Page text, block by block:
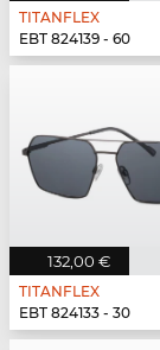
TITANFLEX
EBT 824139 - 60
132,00 €
TITANFLEX
EBT 824133 - 30